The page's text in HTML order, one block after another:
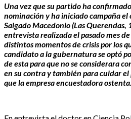
Una vez que su partido ha
nominación y ha iniciado campaña
Salgado Macedonio (Las Querendas,
entrevista realizada el pasado mes
distintos momentos de crisis por los
candidato a la gubernatura se optó
de esta para que no se considerara
en su contra y también para cuidar
que la empresa encuestadora ostenta.